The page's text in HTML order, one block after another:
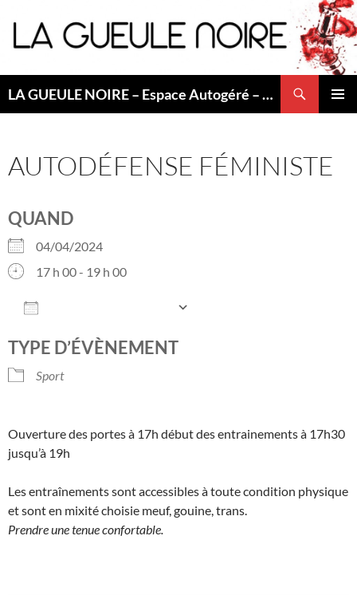
au
contenu
LA GUEULE NOIRE – Espace Autogéré – Saint Etienne
AUTODÉFENSE FÉMINISTE
QUAND
04/04/2024
17 h 00 - 19 h 00
TYPE D’ÉVÈNEMENT
Sport
Ouverture des portes à 17h début des entrainements à 17h30
jusqu’à 19h
Les entraînements sont accessibles à toute condition physique
et sont en mixité choisie meuf, gouine, trans.
Prendre une tenue confortable.